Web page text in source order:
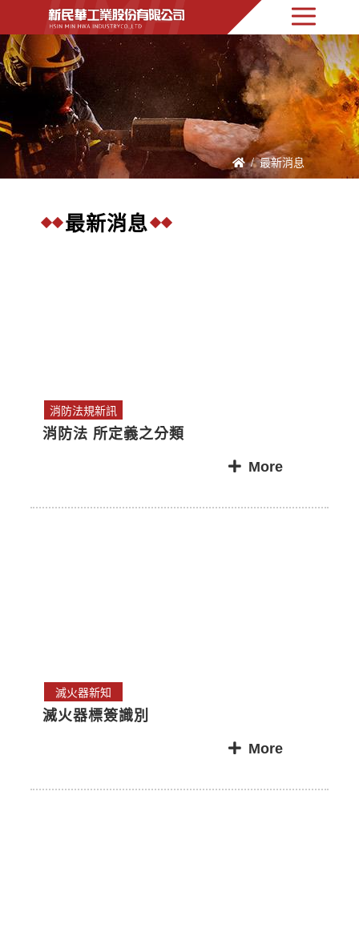
最新消息
最新消息
消防法規新訊
消防法 所定義之分類
More
滅火器新知
滅火器標簽識別
More